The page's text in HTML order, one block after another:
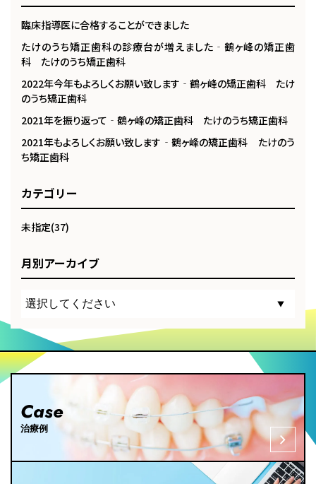
臨床指導医に合格することができました
たけのうち矯正歯科の診療台が増えました‐鶴ヶ峰の矯正歯
科 たけのうち矯正歯科
2022年今年もよろしくお願い致します‐鶴ヶ峰の矯正歯科 たけ
のうち矯正歯科
2021年を振り返って‐鶴ヶ峰の矯正歯科 たけのうち矯正歯科
2021年もよろしくお願い致します‐鶴ヶ峰の矯正歯科 たけのう
ち矯正歯科
カテゴリー
未指定(37)
月別アーカイブ
Case
治療例